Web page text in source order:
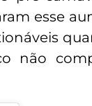
esse
não